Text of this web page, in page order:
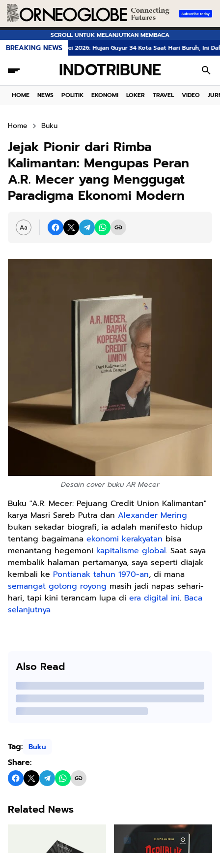
SCROLL UNTUK MELANJUTKAN MEMBACA
BREAKING NEWS
1 Mei 2026: Hujan Guyur 34 Kota Saat Hari Buruh, Ini Daftar Lengkap
INDOTRIBUNE
HOME NEWS POLITIK EKONOMI LOKER TRAVEL VIDEO
Home Buku
Jejak Pionir dari Rimba
Kalimantan: Mengupas Peran
A.R. Mecer yang Menggugat
Paradigma Ekonomi Modern
Desain cover buku AR Mecer
Buku "A.R. Mecer: Pejuang Credit Union Kalimantan"
karya Masri Sareb Putra dan Alexander Mering
bukan sekadar biografi; ia adalah manifesto hidup
tentang bagaimana ekonomi kerakyatan bisa
menantang hegemoni kapitalisme global. Saat saya
membalik halaman pertamanya, saya seperti diajak
kembali ke Pontianak tahun 1970-an, di mana
semangat gotong royong masih jadi napas sehari-
hari, tapi kini terancam lupa di era digital ini. Baca
selanjutnya
Also Read
Tag: Buku
Share:
Related News